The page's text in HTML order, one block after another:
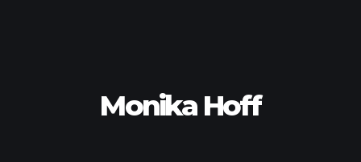
Monika Hoff